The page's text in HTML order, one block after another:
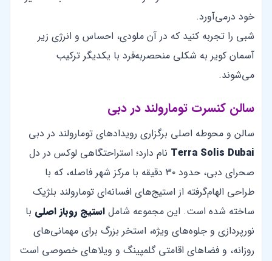
خود درمی‌آورد.
شبی را تجربه کنید که در آن ملودی، احساس و انرژی زیر
آسمان کویر به شکلی منحصربه‌فرد با یکدیگر ترکیب
می‌شوند.
سالن کنسرت تومارولند در دبی
سالن و محوطه اصلی برگزاری رویدادهای تومارولند در دبی
Terra Solis Dubai نام دارد؛ استراحتگاهی لوکس در دل
صحرای دبی، حدود ۳۰ دقیقه با مرکز شهر فاصله، که با
طراحی الهام‌گرفته از استیج‌های افسانه‌ای تومارولند بلژیک
ساخته شده است. این مجموعه شامل استیج روباز اصلی با
نورپردازی و جلوه‌های ویژه، استخر بزرگ برای مهمانی‌های
روزانه، و فضاهای اقامتی گلمپینگ و ویلاهای خصوصی است